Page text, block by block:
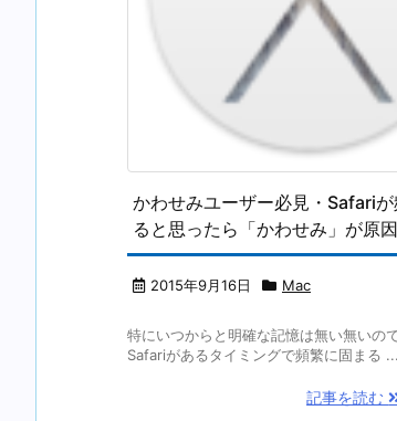
かわせみユーザー必見・Safariが
ると思ったら「かわせみ」が原
2015年9月16日 Mac
特にいつからと明確な記憶は無い無いの
Safariがあるタイミングで頻繁に固まる ...
記事を読む